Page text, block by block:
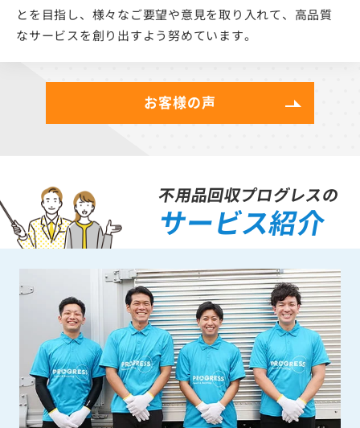
とを目指し、様々なご要望や意見を取り入れて、高品質
なサービスを創り出すよう努めています。
お客様の声
不用品回収プログレスの
サービス紹介